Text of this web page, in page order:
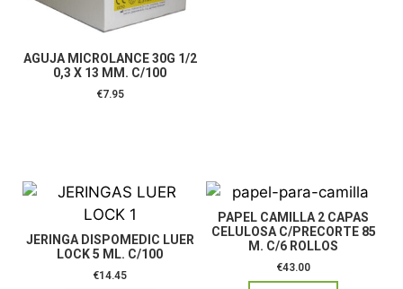
AGUJA MICROLANCE 30G 1/2
0,3 X 13 MM. C/100
€7.95
JERINGA DISPOMEDIC LUER
LOCK 5 ML. C/100
€14.45
PAPEL CAMILLA 2 CAPAS
CELULOSA C/PRECORTE 85
M. C/6 ROLLOS
€43.00